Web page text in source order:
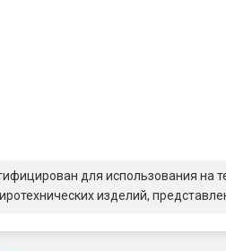
для использования на
изделий,